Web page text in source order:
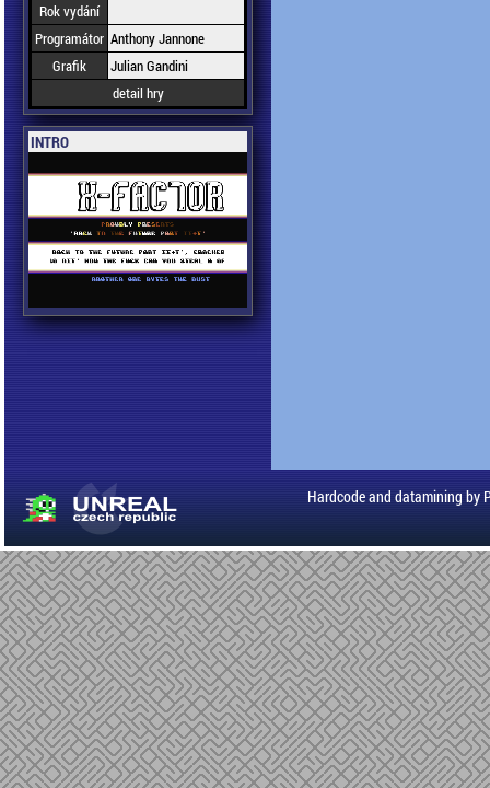
Rok vydání
Programátor Anthony Jannone
Grafik
Julian Gandini
detail hry
INTRO
Hardcode and datamining by